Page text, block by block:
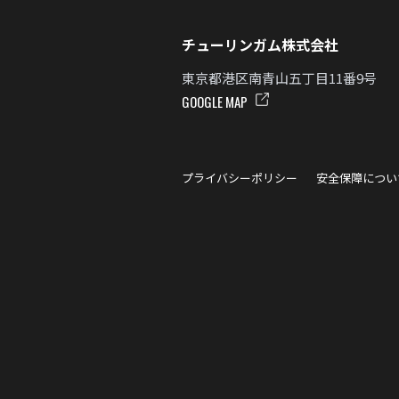
チューリンガム株式会社
東京都港区南青山五丁目11番9号
GOOGLE MAP
プライバシーポリシー 安全保障につ